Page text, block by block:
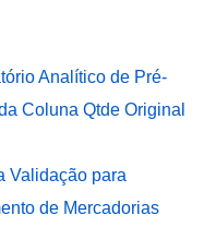
Analítico de Pré-
Coluna Qtde Original
Validação para
de Mercadorias